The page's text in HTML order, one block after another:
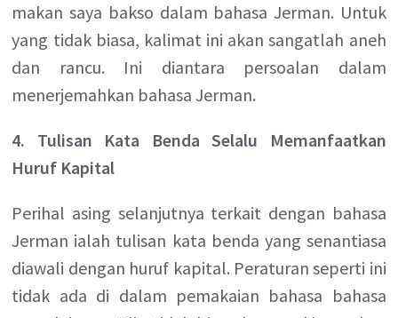
makan saya bakso dalam bahasa Jerman. Untuk
yang tidak biasa, kalimat ini akan sangatlah aneh
dan rancu. Ini diantara persoalan dalam
menerjemahkan bahasa Jerman.
4. Tulisan Kata Benda Selalu Memanfaatkan
Huruf Kapital
Perihal asing selanjutnya terkait dengan bahasa
Jerman ialah tulisan kata benda yang senantiasa
diawali dengan huruf kapital. Peraturan seperti ini
tidak ada di dalam pemakaian bahasa bahasa